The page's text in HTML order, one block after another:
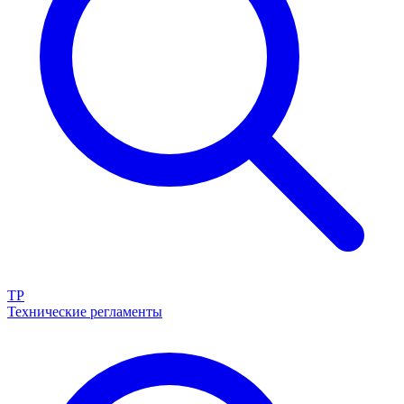
ТР
Технические регламенты